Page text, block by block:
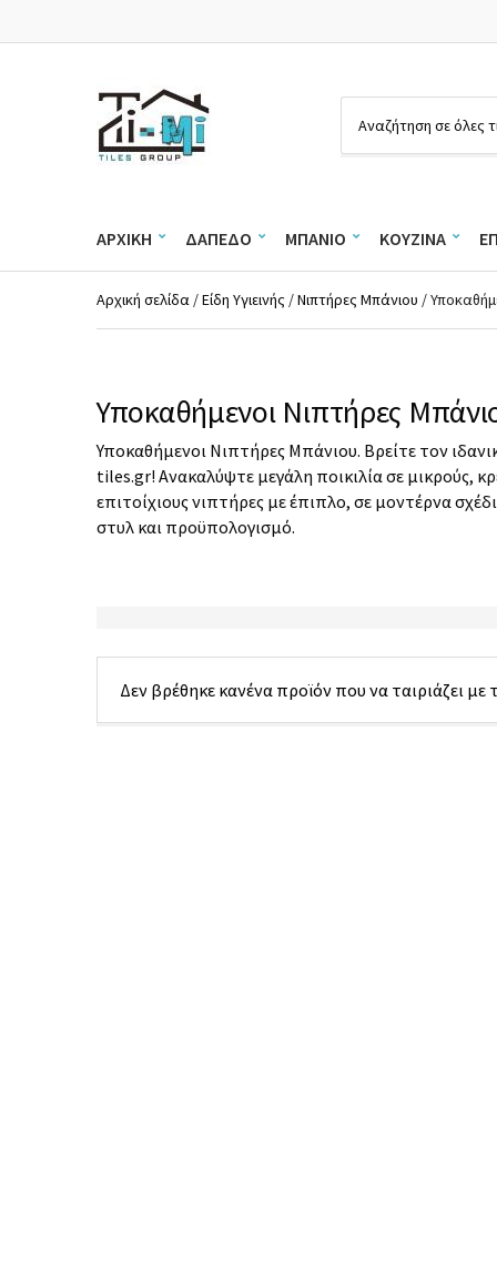
ν
κ
α
η
γ
α
ς
ΑΡΧΙΚΉ ΔΆΠΕΔΟ ΜΠΆΝΙΟ ΚΟΥΖΊΝΑ
Αρχική σελίδα /Είδη Υγιεινής /Νιπτήρες Μπάνιου /
Υποκαθήμενοι Νιπτήρες
Υποκαθήμενοι Νιπτήρες Μπάνιου. Βρείτε τον
tiles.gr! Ανακαλύψτε μεγάλη ποικιλία σε μικρούς,
επιτοίχιους νιπτήρες με έπιπλο, σε μοντέρνα
στυλ και προϋπολογισμό.
Δεν βρέθηκε κανένα προϊόν που να ταιριάζει με